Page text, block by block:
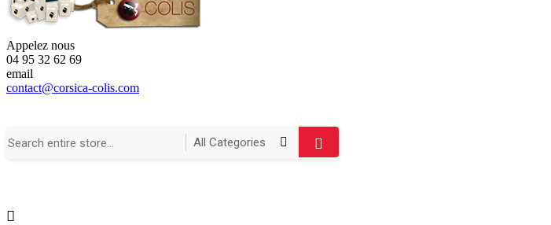
Appelez nous
04 95 32 62 69
email
contact@corsica-colis.com
